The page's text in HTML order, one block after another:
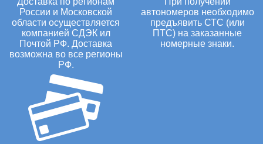
России и Московской
области осуществляется
компанией СДЭК ил
Почтой РФ. Доставка
возможна во все регионы
РФ.
автономеров необходимо
предъявить СТС (или
ПТС) на заказанные
номерные знаки.